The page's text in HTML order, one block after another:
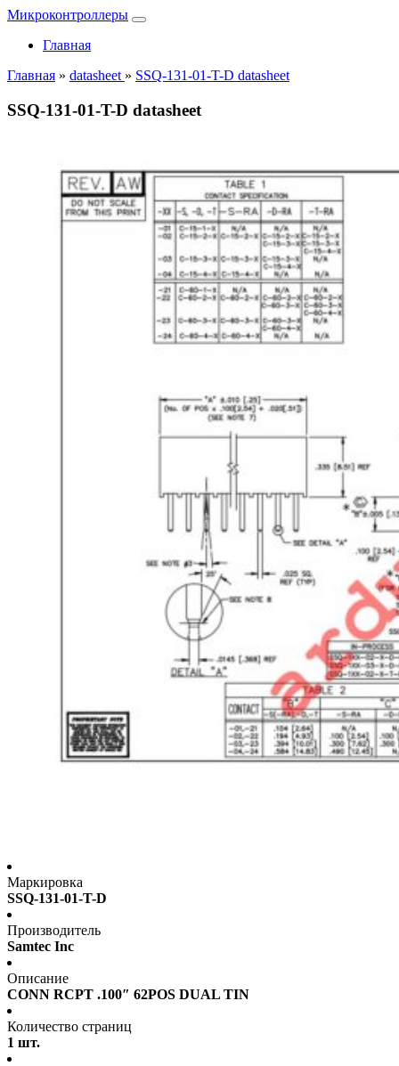
Микроконтроллеры
Главная
Главная » datasheet » SSQ-131-01-T-D datasheet
SSQ-131-01-T-D datasheet
Маркировка
SSQ-131-01-T-D
Производитель
Samtec Inc
Описание
CONN RCPT .100″ 62POS DUAL TIN
Количество страниц
1 шт.